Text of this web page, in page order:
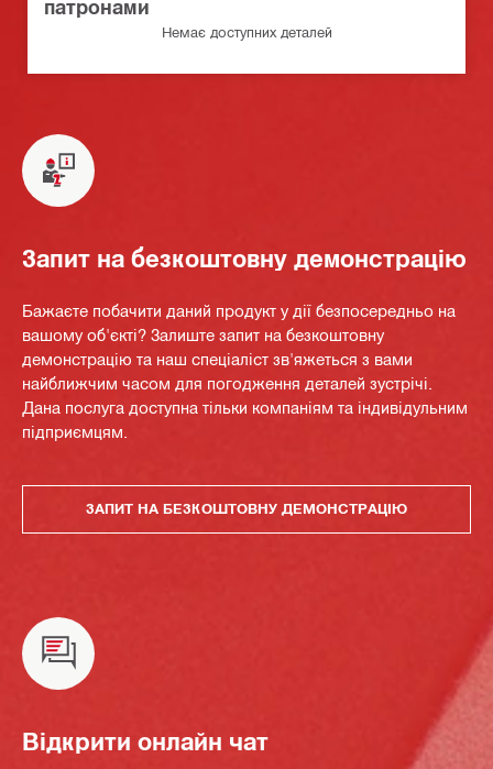
патронами
Немає доступних деталей
Запит на безкоштовну демонстрацію
Бажаєте побачити даний продукт у дії безпосередньо на
вашому об'єкті? Залиште запит на безкоштовну
демонстрацію та наш спеціаліст зв'яжеться з вами
найближчим часом для погодження деталей зустрічі.
Дана послуга доступна тільки компаніям та індивідульним
підприємцям.
ЗАПИТ НА БЕЗКОШТОВНУ ДЕМОНСТРАЦІЮ
Відкрити онлайн чат